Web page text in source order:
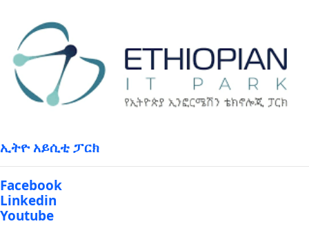
ኢትዮ አይሲቲ ፓርክ
Facebook
Linkedin
Youtube